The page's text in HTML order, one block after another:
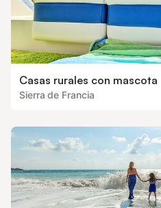
Casas rurales con mascota
Sierra de Francia